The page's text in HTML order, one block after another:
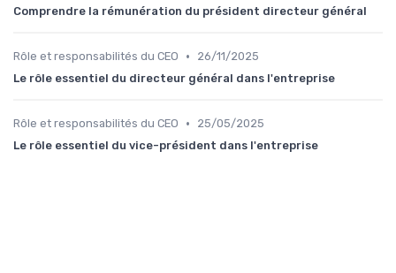
Comprendre la rémunération du président directeur général
Rôle et responsabilités du CEO •
26/11/2025
Le rôle essentiel du directeur général dans l'entreprise
Rôle et responsabilités du CEO •
25/05/2025
Le rôle essentiel du vice-président dans l'entreprise